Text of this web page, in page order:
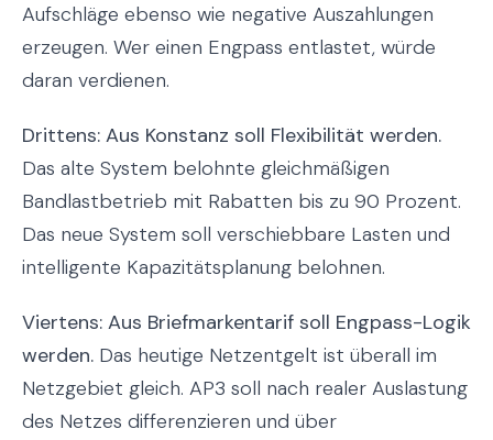
Aufschläge ebenso wie negative Auszahlungen
erzeugen. Wer einen Engpass entlastet, würde
daran verdienen.
Drittens: Aus Konstanz soll Flexibilität werden.
Das alte System belohnte gleichmäßigen
Bandlastbetrieb mit Rabatten bis zu 90 Prozent.
Das neue System soll verschiebbare Lasten und
intelligente Kapazitätsplanung belohnen.
Viertens: Aus Briefmarkentarif soll Engpass-Logik
werden. Das heutige Netzentgelt ist überall im
Netzgebiet gleich. AP3 soll nach realer Auslastung
des Netzes differenzieren und über